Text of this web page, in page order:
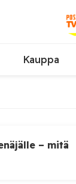
Kauppa
– mitä